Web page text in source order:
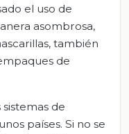
el uso de
asombrosa,
también
de
de
países. Si no se